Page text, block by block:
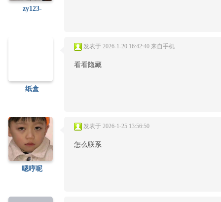
zy123-
纸盒
发表于 2026-1-20 16:42:40 来自手机
看看隐藏
嗯哼呢
发表于 2026-1-25 13:56:50
怎么联系